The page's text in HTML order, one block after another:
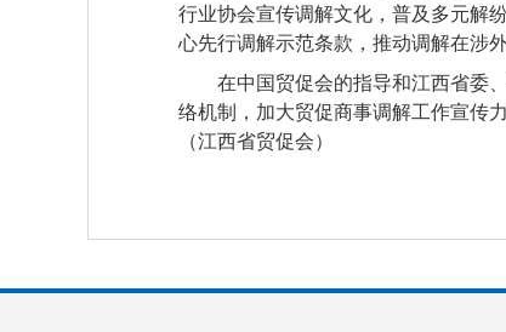
行业协会宣传调解文化，普及多元解
心先行调解示范条款，推动调解在涉
在中国贸促会的指导和江西省委
络机制，加大贸促商事调解工作宣传
（江西省贸促会）